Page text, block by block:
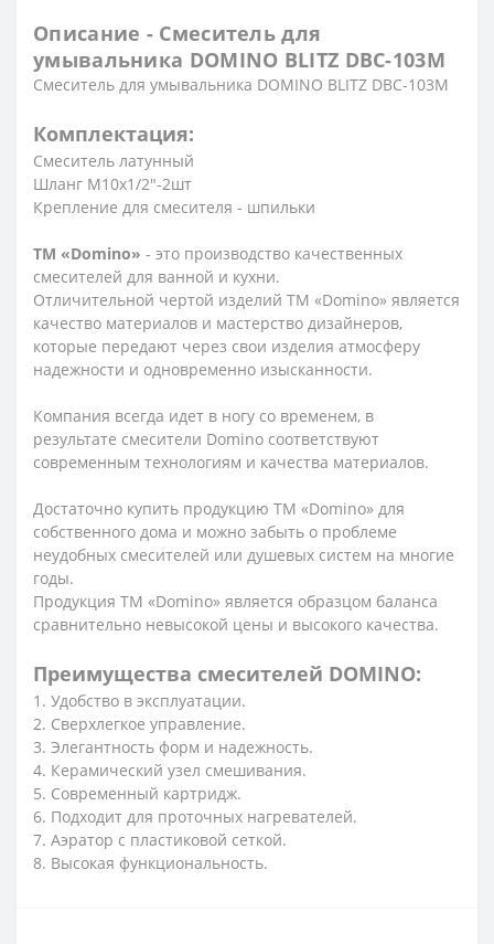
Описание - Смеситель для
умывальника DOMINO BLITZ DBC-103M
Смеситель для умывальника DOMINO BLITZ DBC-103M
Комплектация:
Смеситель латунный
Шланг М10х1/2″-2шт
Крепление для смесителя - шпильки
ТМ «Domino» - это производство качественных
смесителей для ванной и кухни.
Отличительной чертой изделий ТМ «Domino» является
качество материалов и мастерство дизайнеров,
которые передают через свои изделия атмосферу
надежности и одновременно изысканности.
Компания всегда идет в ногу со временем, в
результате смесители Domino соответствуют
современным технологиям и качества материалов.
Достаточно купить продукцию ТМ «Domino» для
собственного дома и можно забыть о проблеме
неудобных смесителей или душевых систем на многие
годы.
Продукция ТМ «Domino» является образцом баланса
сравнительно невысокой цены и высокого качества.
Преимущества смесителей DOMINO:
1. Удобство в эксплуатации.
2. Сверхлегкое управление.
3. Элегантность форм и надежность.
4. Керамический узел смешивания.
5. Современный картридж.
6. Подходит для проточных нагревателей.
7. Аэратор с пластиковой сеткой.
8. Высокая функциональность.